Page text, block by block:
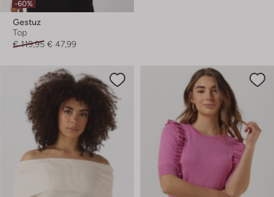
-60%
Gestuz
Top
€ 119,95 € 47,99